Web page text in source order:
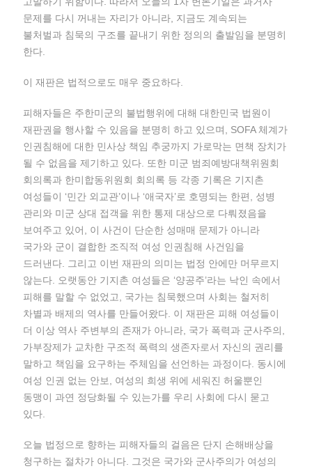
문제를 다시 꺼내는 자리가 아니라, 지금도 계속되는
불처벌과 침묵의 구조를 끝내기 위한 정의의 출발임을 분명히
한다.
이 재판은 법적으로도 매우 중요하다.
​피해자들은 주한미군의 불법행위에 대해 대한민국 법원이
재판권을 행사할 수 있음을 분명히 하고 있으며, SOFA 체계가
인권침해에 대한 민사상 책임 추궁까지 가로막는 면책 장치가
될 수 없음을 제기하고 있다. 또한 미군 범죄예방대책위원회
회의록과 한미합동위원회 회의록 등 각종 기록은 기지촌
여성들이 ‘민간 외교관’이나 ‘애국자’로 호명되는 한편, 성병
관리와 미군 상대 접객을 위한 통제 대상으로 다뤄졌음을
보여주고 있어, 이 사건이 단순한 성매매 문제가 아니라
국가와 군이 결합한 조직적 여성 인권침해 사건임을
드러낸다. 그리고 이번 재판의 의미는 법정 안에만 머무르지
않는다. 오랫동안 기지촌 여성들은 ‘양공주’라는 낙인 속에서
피해를 말할 수 없었고, 국가는 침묵했으며 사회는 철저히
차별과 배제의 역사를 만들어왔다. 이 재판은 피해 여성들이
더 이상 역사 주변부의 존재가 아니라, 국가 폭력과 군사주의,
가부장제가 교차한 구조적 폭력의 생존자로서 자신의 권리를
말하고 책임을 요구하는 주체임을 선언하는 과정이다. 동시에
여성 인권 없는 안보, 여성의 희생 위에 세워진 허울뿐인
동맹이 과연 정당화될 수 있는가를 우리 사회에 다시 묻고
있다.
오늘 법정으로 향하는 피해자들의 걸음은 단지 손해배상을
청구하는 절차가 아니다. 그것은 국가와 군사주의가 여성의